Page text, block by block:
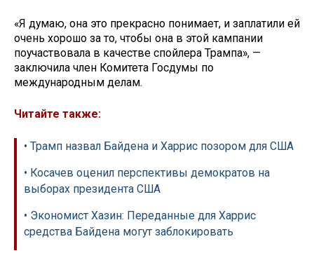
«Я думаю, она это прекрасно понимает, и заплатили ей
очень хорошо за то, чтобы она в этой кампании
поучаствовала в качестве спойлера Трампа», —
заключила член Комитета Госдумы по
международным делам.
Читайте также:
• Трамп назвал Байдена и Харрис позором для США
• Косачев оценил перспективы демократов на
выборах президента США
• Экономист Хазин: Переданные для Харрис
средства Байдена могут заблокировать